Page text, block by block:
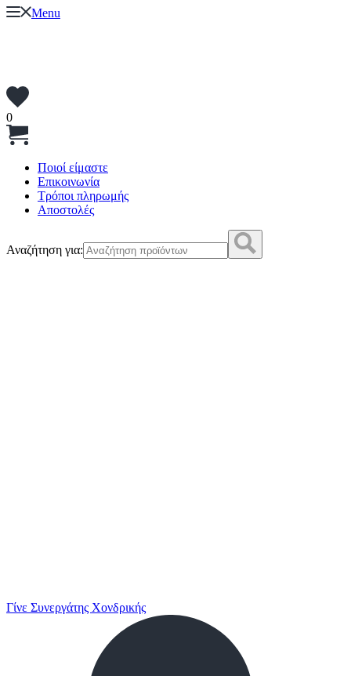
Menu
0
Ποιοί είμαστε
Επικοινωνία
Τρόποι πληρωμής
Αποστολές
Αναζήτηση για:
Γίνε Συνεργάτης Χονδρικής